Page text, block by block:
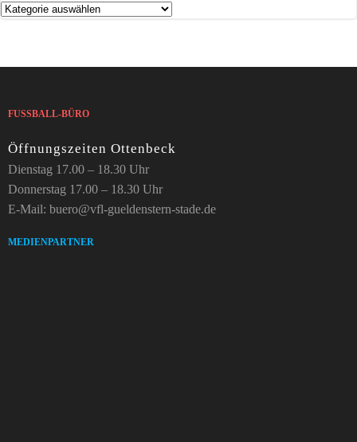
Kategorien
FUSSBALL-BÜRO
Öffnungszeiten Ottenbeck
Dienstag 17.00 – 18.30 Uhr
Donnerstag 17.00 – 18.30 Uhr
E-Mail: buero@vfl-gueldenstern-stade.de
MEDIENPARTNER